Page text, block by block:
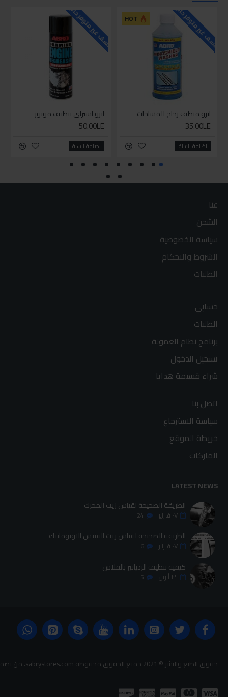
HOT للاسف غير متوفر حاليا
ابرو منظف زجاج للمساحات
35.00LE
اضافة للسلة
للاسف غير متوفر حاليا
ابرو اسبراي تنظيف موتور
50.00LE
اضافة للسلة
عنا
الشحن
سياسة الخصوصية
الشروط والاحكام
الطلبات
حسابي
الطلبات
برنامج نظام العمولة
تسجيل الدخول
شراء قسيمة هدايا
اتصل بنا
سياسة الاسترجاع
خريطة الموقع
الماركات
LATEST NEWS
الطريقة الصحيحة لقياس زيت المحرك
٠٧ فبراير 24
الطريقة الصحيحة لقياس زيت الفتيس الاوتوماتيك
٠٧ فبراير 6
كيفية تنظيف الردياتير بالفلاش
٣٠ أبريل 5
حقوق الطبع والنشر © 2021 جميع الحقوق محفوظة sabrystores.com. من تصميم-